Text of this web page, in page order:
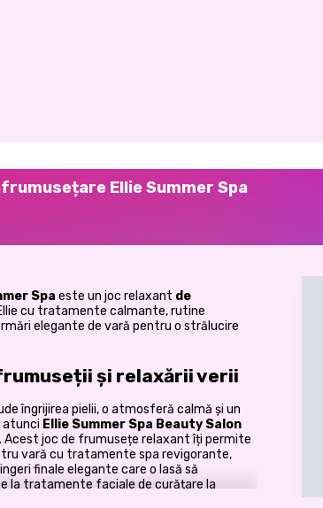
Ellie Summer Spa
Spa este un joc relaxant de
cu tratamente calmante, rutine
elegante de vară pentru o strălucire
și relaxării verii
îngrijirea pielii, o atmosferă calmă și un
atunci Ellie Summer Spa Beauty Salon
joc de frumusețe relaxant îți permite
vară cu tratamente spa revigorante,
finale elegante care o lasă să
la tratamente faciale de curățare la